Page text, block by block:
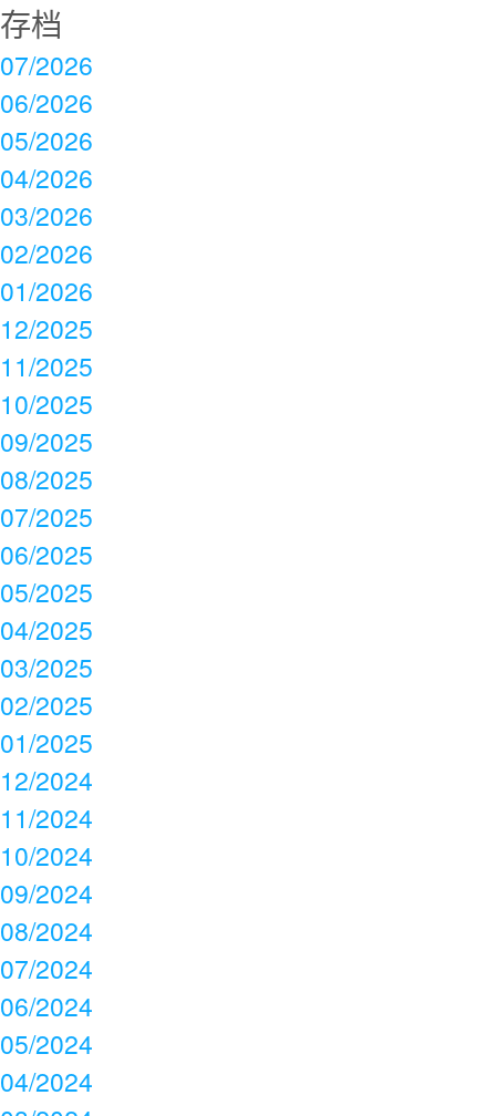
存档
07/2026
06/2026
05/2026
04/2026
03/2026
02/2026
01/2026
12/2025
11/2025
10/2025
09/2025
08/2025
07/2025
06/2025
05/2025
04/2025
03/2025
02/2025
01/2025
12/2024
11/2024
10/2024
09/2024
08/2024
07/2024
06/2024
05/2024
04/2024